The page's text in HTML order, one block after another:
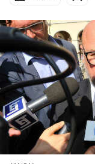
Economia
Sport
PODCAST
NEWSLETTER
I MIEI PREFERITI